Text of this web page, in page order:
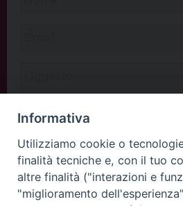
Informativa
Utilizziamo cookie o
finalità tecniche e, con il tuo
altre finalità ("interazioni e
"miglioramento